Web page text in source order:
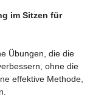
im Sitzen für
Übungen, die die
ohne die
effektive Methode,